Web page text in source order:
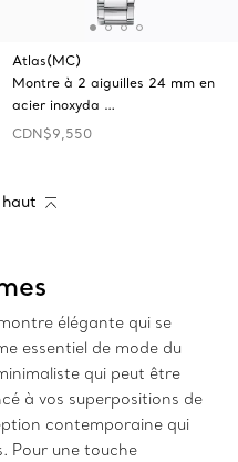
Atlas(MC)
Montre à 2 aiguilles 24 mm en
acier inoxyda …
CDN$9,550
élégante qui se
essentiel de mode du
qui peut être
à vos superpositions de
contemporaine qui
Pour une touche